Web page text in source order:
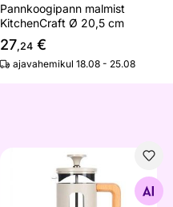
Pannkoogipann malmist
KitchenCraft Ø 20,5 cm
27,24 €
ajavahemikul 18.08 - 25.08
Presskann La Cafetière
Otsi sarnaseid